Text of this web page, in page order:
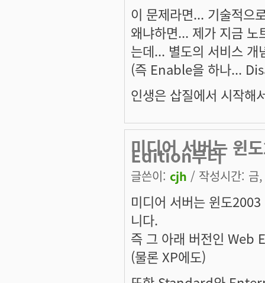
이 문제라면... 기술적으
왜냐하면... 제가 지금
는데... 별도의 서비스 개
(즉 Enable을 하나...
인생은 삽질에서 시작해
미디어 서버는 윈
Edition부터
글쓴이: cjh / 작성시간:
미디어 서버는 윈도
니다.
즉 그 아래 버전인 Web
(물론 XP에도)